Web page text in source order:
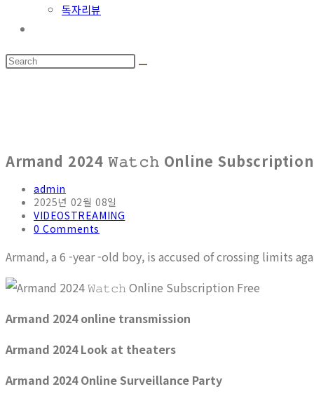
독자리뷰
Armand 2024 𝚆𝚊𝚝𝚌𝚑 Online
admin
2025년 02월 08일
VIDEOSTREAMING
0 Comments
Armand, a 6 -year -old boy, is accused of crossing limits
Armand 2024 online transmission
Armand 2024 Look at theaters
Armand 2024 Online Surveillance Party